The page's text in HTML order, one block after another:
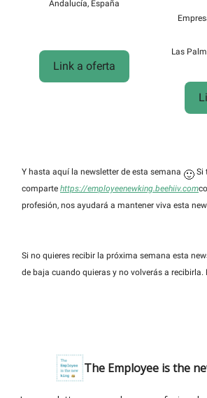
Andalucía, España
Link a oferta
Las
Y hasta aquí la newsletter de esta semana 🙂 Si
comparte https://employeenewking.beehiiv.com
profesión, nos ayudará a mantener viva esta
Si no quieres recibir la próxima semana esta
de baja cuando quieras y no volverás a recibirla.
The Employee is the